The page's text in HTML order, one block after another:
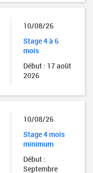
10/08/26
Stage 4 à 6
mois
Début : 17 août
2026
10/08/26
Stage 4 mois
minimum
Début :
Septembre